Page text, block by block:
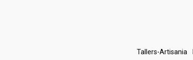
Tallers-Artisania